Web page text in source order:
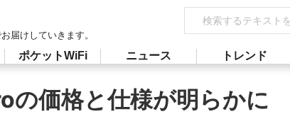
届けしていきます。
ポケットWiFi ニュース トレンド
の価格と仕様が明らかに